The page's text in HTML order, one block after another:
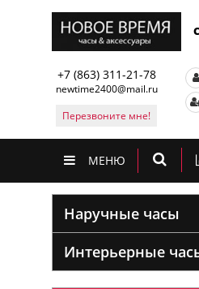
+7 (863) 311-21-78
newtime2400@mail.ru
Перезвоните мне!
МЕНЮ
Наручные часы
Интерьерные